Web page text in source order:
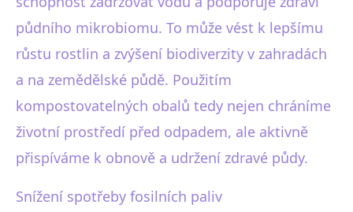
půdního mikrobiomu. To může vést k lepšímu
růstu rostlin a zvýšení biodiverzity v zahradách
a na zemědělské půdě. Použitím
kompostovatelných obalů tedy nejen chráníme
životní prostředí před odpadem, ale aktivně
přispíváme k obnově a udržení zdravé půdy.
Snížení spotřeby fosilních paliv